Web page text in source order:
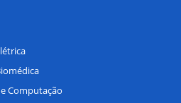
Computação